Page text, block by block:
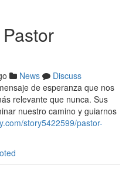
News
Discuss
de esperanza que nos
relevante que nunca. Sus
nuestro camino y guiarnos
story5422599/pastor-